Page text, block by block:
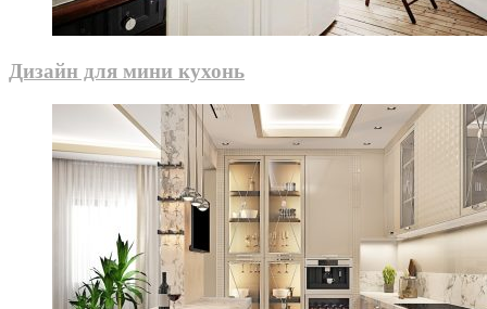
Дизайн для мини кухонь